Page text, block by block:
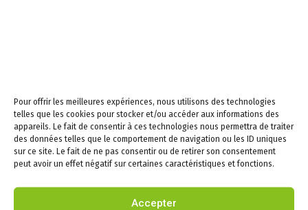
Pour offrir les meilleures expériences, nous utilisons des technologies
telles que les cookies pour stocker et/ou accéder aux informations des
appareils. Le fait de consentir à ces technologies nous permettra de traiter
des données telles que le comportement de navigation ou les ID uniques
sur ce site. Le fait de ne pas consentir ou de retirer son consentement
peut avoir un effet négatif sur certaines caractéristiques et fonctions.
Accepter
Restez informés!
Email
En continuant, vous
acceptez la politique de